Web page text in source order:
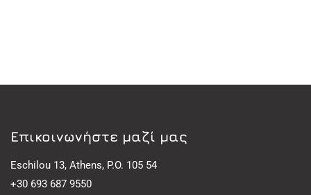
Eπικοινωνήστε μαζί μας
Eschilou 13, Athens, P.O. 105 54
+30 693 687 9550